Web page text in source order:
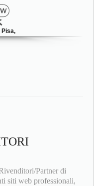
Pisa,
Partner di
siti web professionali,